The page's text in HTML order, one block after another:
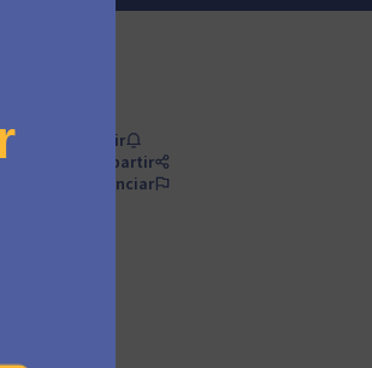
Seguir
Compartir
Denunciar